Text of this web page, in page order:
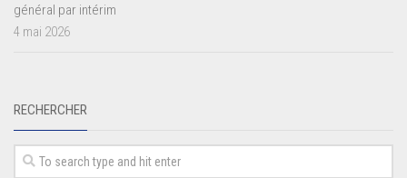
général par intérim
4 mai 2026
RECHERCHER